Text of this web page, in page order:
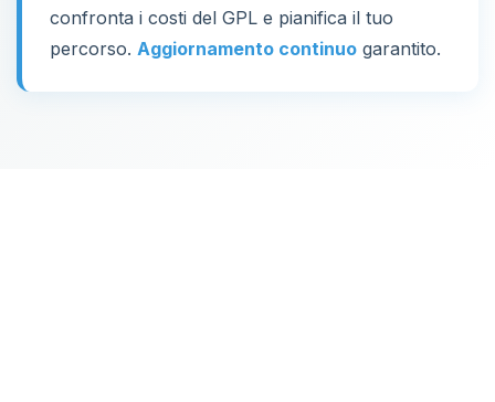
confronta i costi del GPL e pianifica il tuo
percorso. Aggiornamento continuo garantito.